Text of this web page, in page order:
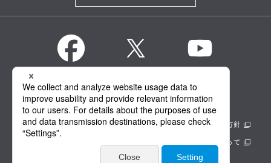
KENWOOD Global
情報セキュリティ基本方針 製品安全に関する基本方針
サイトのご利用にあたって